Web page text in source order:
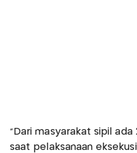
“Dari masyarakat sipil
saat pelaksanaan